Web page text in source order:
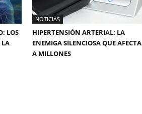
LOS
LA
NOTICIAS
HIPERTENSIÓN ARTERIAL: LA
ENEMIGA SILENCIOSA QUE AFECTA
A MILLONES